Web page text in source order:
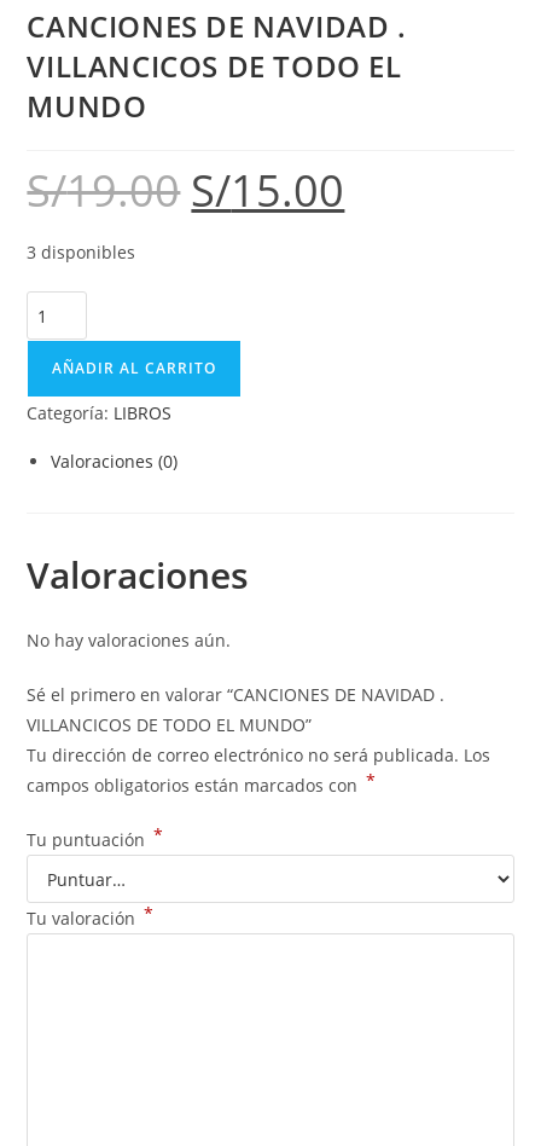
CANCIONES DE NAVIDAD .
VILLANCICOS DE TODO EL
MUNDO
S/19.00S/15.00
3 disponibles
AÑADIR AL CARRITO
Categoría: LIBROS
Valoraciones (0)
Valoraciones
No hay valoraciones aún.
Sé el primero en valorar “CANCIONES DE NAVIDAD .
VILLANCICOS DE TODO EL MUNDO”
Tu dirección de correo electrónico no será publicada. Los
campos obligatorios están marcados con *
Tu puntuación *
Tu valoración *